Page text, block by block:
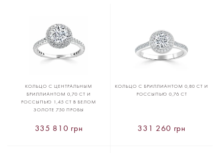
КОЛЬЦО С ЦЕНТРАЛЬНЫМ
БРИЛЛИАНТОМ 0,70 CT И
РОССЫПЬЮ 1,45 CT В БЕЛОМ
ЗОЛОТЕ 750 ПРОБЫ
335 810 грн
КОЛЬЦО С БРИЛЛИАНТОМ 0,80 CT И
РОССЫПЬЮ 0,76 CT
331 260 грн